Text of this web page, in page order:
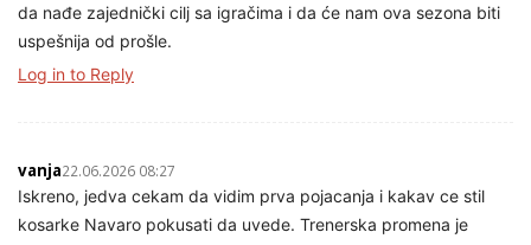
da nađe zajednički cilj sa igračima i da će nam ova sezona biti
uspešnija od prošle.
Log in to Reply
vanja22.06.2026 08:27
Iskreno, jedva cekam da vidim prva pojacanja i kakav ce stil
kosarke Navaro pokusati da uvede. Trenerska promena je